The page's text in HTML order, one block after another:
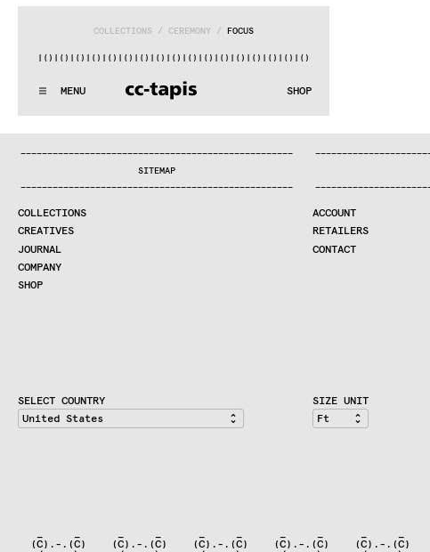
MENU SHOP
COLLECTIONS / CEREMONY / FOCUS
)|() |() |() |() |() |() |() |() |() |() |() |() |() |() |() |() |(
:..:^:..:^:. .:^:..:^:..:^:..:^:. .:^:..:^
WE MAKE RUGS
COMPANY
CONTRACT DIVISION
SHOP
———————————————————————————————————————————————————
SITEMAP
———————————————————————————————————————————————————
COLLECTIONS
CREATIVES
JOURNAL
COMPANY
SHOP
—————————————————————
—————————————————————
ACCOUNT
RETAILERS
CONTACT
SELECT COUNTRY SIZE UNIT
(C).-.(C)    (C).-.(C)    (C).-.(C)    (C).-.(C)    (C).-.(C)